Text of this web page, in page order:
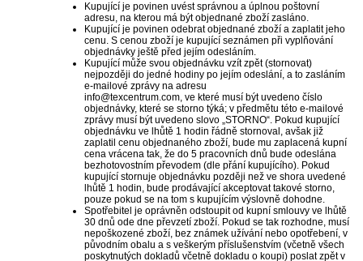
Kupující je povinen uvést správnou a úplnou poštovní
adresu, na kterou má být objednané zboží zasláno.
Kupující je povinen odebrat objednané zboží a zaplatit jeho
cenu. S cenou zboží je kupující seznámen při vyplňování
objednávky ještě před jejím odesláním.
Kupující může svou objednávku vzít zpět (stornovat)
nejpozději do jedné hodiny po jejím odeslání, a to zasláním
e-mailové zprávy na adresu
info@texcentrum.com, ve které musí být uvedeno číslo
objednávky, které se storno týká; v předmětu této e-mailové
zprávy musí být uvedeno slovo „STORNO“. Pokud kupující
objednávku ve lhůtě 1 hodin řádně stornoval, avšak již
zaplatil cenu objednaného zboží, bude mu zaplacená kupní
cena vrácena tak, že do 5 pracovních dnů bude odeslána
bezhotovostním převodem (dle přání kupujícího). Pokud
kupující stornuje objednávku později než ve shora uvedené
lhůtě 1 hodin, bude prodávající akceptovat takové storno,
pouze pokud se na tom s kupujícím výslovně dohodne.
Spotřebitel je oprávněn odstoupit od kupní smlouvy ve lhůtě
30 dnů ode dne převzetí zboží. Pokud se tak rozhodne, musí
nepoškozené zboží, bez známek užívání nebo opotřebení, v
původním obalu a s veškerým příslušenstvím (včetně všech
poskytnutých dokladů včetně dokladu o koupi) poslat zpět v